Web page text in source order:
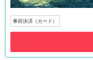
事前決済（カード）